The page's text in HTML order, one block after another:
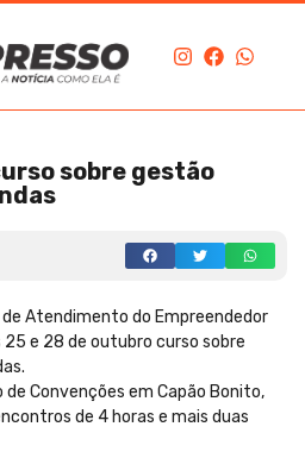
sobre gestão
Atendimento do Empreendedor
25 e 28 de outubro curso sobre
de Convenções em Capão Bonito,
de 4 horas e mais duas